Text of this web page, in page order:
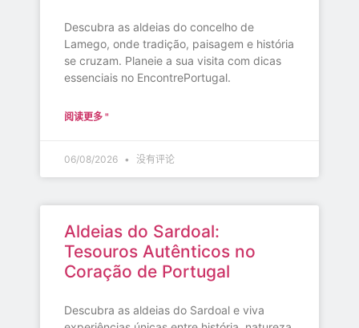
Descubra as aldeias do concelho de
Lamego, onde tradição, paisagem e história
se cruzam. Planeie a sua visita com dicas
essenciais no EncontrePortugal.
阅读更多 "
06/08/2026 没有评论
Aldeias do Sardoal:
Tesouros Autênticos no
Coração de Portugal
Descubra as aldeias do Sardoal e viva